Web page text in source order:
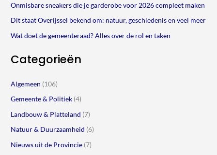
Onmisbare sneakers die je garderobe voor 2026 compleet maken
Dit staat Overijssel bekend om: natuur, geschiedenis en veel meer
Wat doet de gemeenteraad? Alles over de rol en taken
Categorieën
Algemeen (106)
Gemeente & Politiek(4)
Landbouw & Platteland (7)
Natuur & Duurzaamheid (6)
Nieuws uit de Provincie(7)